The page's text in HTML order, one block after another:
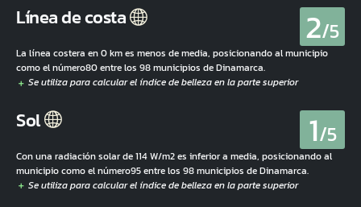
Línea de costa 2/5
La línea costera en 0 km es menos de media, posicionando al municipio
como el número80 entre los 98 municipios de Dinamarca.
Sol 1/5
Con una radiación solar de 114 W/m2 es inferior a media, posicionando al
municipio como el número95 entre los 98 municipios de Dinamarca.